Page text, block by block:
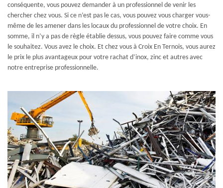
conséquente, vous pouvez demander à un professionnel de venir les
chercher chez vous. Si ce n’est pas le cas, vous pouvez vous charger vous-
même de les amener dans les locaux du professionnel de votre choix. En
somme, il n’y a pas de règle établie dessus, vous pouvez faire comme vous
le souhaitez. Vous avez le choix. Et chez vous à Croix En Ternois, vous aurez
le prix le plus avantageux pour votre rachat d’inox, zinc et autres avec
notre entreprise professionnelle.